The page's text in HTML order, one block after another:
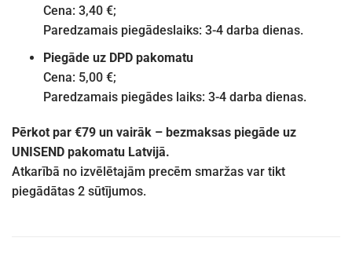
Cena: 3,40 €;
Paredzamais piegādeslaiks: 3-4 darba dienas.
Piegāde uz DPD pakomatu
Cena: 5,00 €;
Paredzamais piegādes laiks: 3-4 darba dienas.
Pērkot par €79 un vairāk – bezmaksas piegāde uz
UNISEND pakomatu Latvijā.
Atkarībā no izvēlētajām precēm smaržas var tikt
piegādātas 2 sūtījumos.